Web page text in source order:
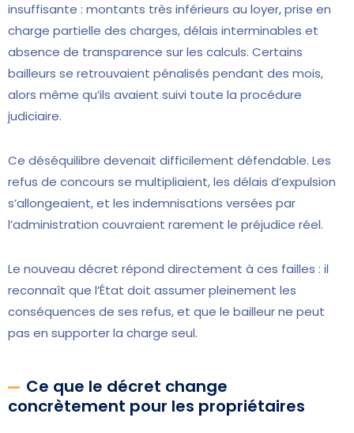
insuffisante : montants très inférieurs au loyer, prise en
charge partielle des charges, délais interminables et
absence de transparence sur les calculs. Certains
bailleurs se retrouvaient pénalisés pendant des mois,
alors même qu’ils avaient suivi toute la procédure
judiciaire.
Ce déséquilibre devenait difficilement défendable. Les
refus de concours se multipliaient, les délais d’expulsion
s’allongeaient, et les indemnisations versées par
l’administration couvraient rarement le préjudice réel.
Le nouveau décret répond directement à ces failles : il
reconnaît que l’État doit assumer pleinement les
conséquences de ses refus, et que le bailleur ne peut
pas en supporter la charge seul.
Ce que le décret change
concrètement pour les propriétaires